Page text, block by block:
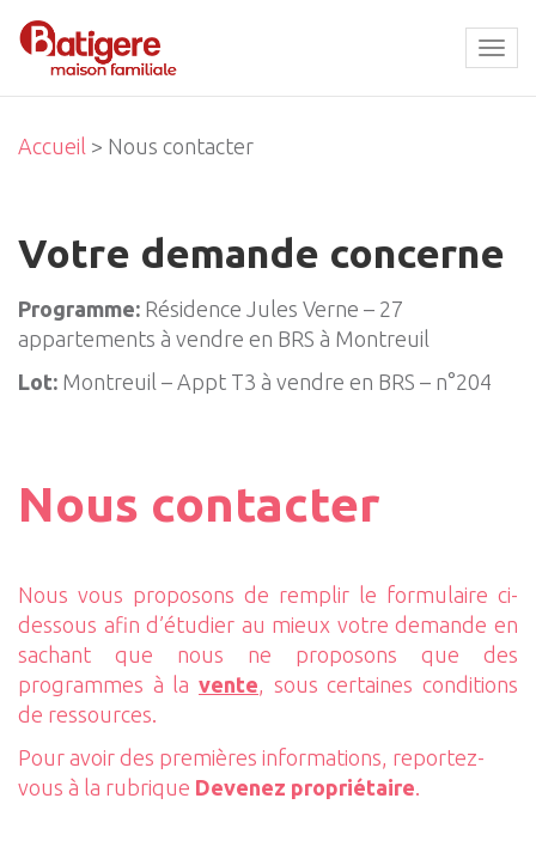
Accueil > Nous contacter
Votre demande concerne
Programme: Résidence Jules Verne – 27
appartements à vendre en BRS à Montreuil
Lot: Montreuil – Appt T3 à vendre en BRS – n°204
Nous contacter
Nous vous proposons de remplir le formulaire ci-
dessous afin d’étudier au mieux votre demande en
sachant que nous ne proposons que des
programmes à la vente, sous certaines conditions
de ressources.
Pour avoir des premières informations, reportez-
vous à la rubrique Devenez propriétaire.